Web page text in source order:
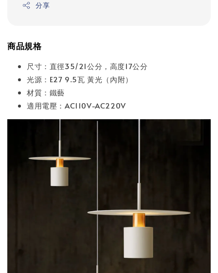
分享
商品規格
尺寸：直徑35/21公分，高度17公分
光源：E27 9.5瓦 黃光（內附）
材質：鐵藝
適用電壓：AC110V-AC220V